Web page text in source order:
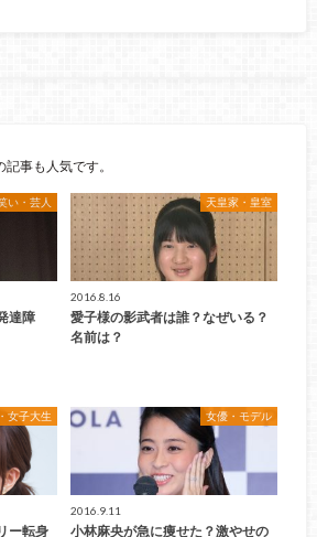
記事も人気です。
い・芸人
達障
天皇家・皇室
2016.8.16
愛子様の影武者は誰？なぜいる？
名前は？
女子大生
ー転身
女優・モデル
2016.9.11
小林麻央が急に痩せた？激やせの